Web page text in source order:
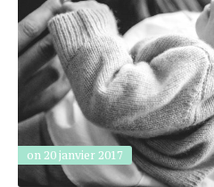
on 20 janvier 2017